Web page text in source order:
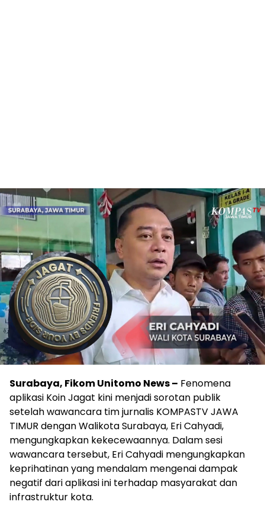
Surabaya, Fikom Unitomo News – Fenomena
aplikasi Koin Jagat kini menjadi sorotan publik
setelah wawancara tim jurnalis KOMPASTV JAWA
TIMUR dengan Walikota Surabaya, Eri Cahyadi,
mengungkapkan kekecewaannya. Dalam sesi
wawancara tersebut, Eri Cahyadi mengungkapkan
keprihatinan yang mendalam mengenai dampak
negatif dari aplikasi ini terhadap masyarakat dan
infrastruktur kota.